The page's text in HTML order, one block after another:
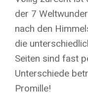
der 7
nach den
die
Seiten sind fast
Unterschiede
Promille!